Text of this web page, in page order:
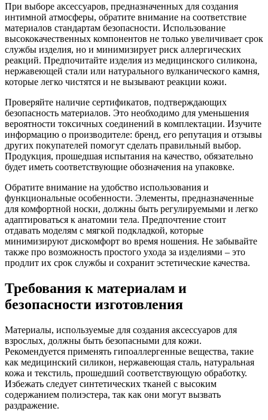
При выборе аксессуаров, предназначенных для создания
интимной атмосферы, обратите внимание на соответствие
материалов стандартам безопасности. Использование
высококачественных компонентов не только увеличивает срок
службы изделия, но и минимизирует риск аллергических
реакций. Предпочитайте изделия из медицинского силикона,
нержавеющей стали или натурального вулканического камня,
которые легко чистятся и не вызывают реакции кожи.
Проверяйте наличие сертификатов, подтверждающих
безопасность материалов. Это необходимо для уменьшения
вероятности токсичных соединений в комплектации. Изучите
информацию о производителе: бренд, его репутация и отзывы
других покупателей помогут сделать правильный выбор.
Продукция, прошедшая испытания на качество, обязательно
будет иметь соответствующие обозначения на упаковке.
Обратите внимание на удобство использования и
функциональные особенности. Элементы, предназначенные
для комфортной носки, должны быть регулируемыми и легко
адаптироваться к анатомии тела. Предпочтение стоит
отдавать моделям с мягкой подкладкой, которые
минимизируют дискомфорт во время ношения. Не забывайте
также про возможность простого ухода за изделиями – это
продлит их срок службы и сохранит эстетические качества.
Требования к материалам и
безопасности изготовления
Материалы, используемые для создания аксессуаров для
взрослых, должны быть безопасными для кожи.
Рекомендуется применять гипоаллергенные вещества, такие
как медицинский силикон, нержавеющая сталь, натуральная
кожа и текстиль, прошедший соответствующую обработку.
Избежать следует синтетических тканей с высоким
содержанием полиэстера, так как они могут вызвать
раздражение.